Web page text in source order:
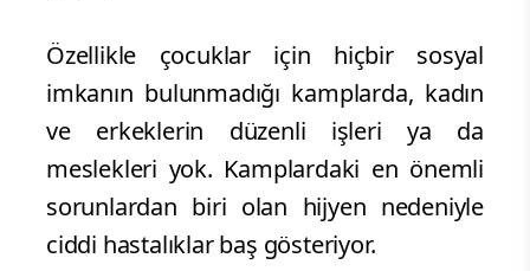
Özellikle çocuklar için hiçbir sosyal
imkanın bulunmadığı kamplarda, kadın
ve erkeklerin düzenli işleri ya da
meslekleri yok. Kamplardaki en önemli
sorunlardan biri olan hijyen nedeniyle
ciddi hastalıklar baş gösteriyor.